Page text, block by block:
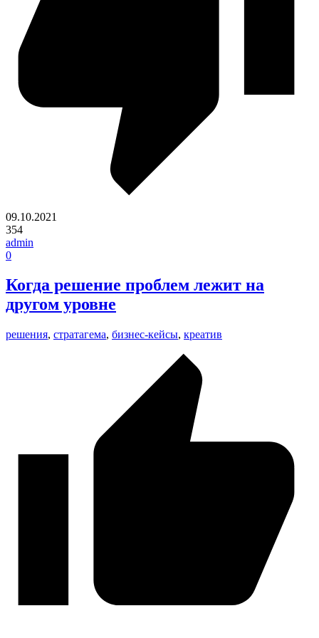
09.10.2021
354
admin
0
Когда решение проблем лежит на
другом уровне
решения, стратагема, бизнес-кейсы, креатив